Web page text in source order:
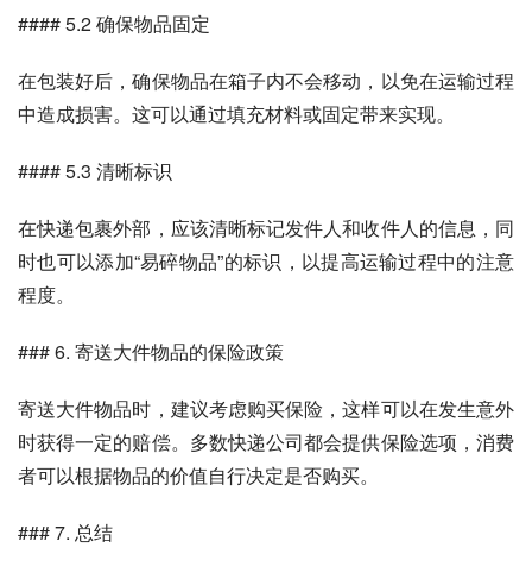
#### 5.2 确保物品固定
在包装好后，确保物品在箱子内不会移动，以免在运输过程
中造成损害。这可以通过填充材料或固定带来实现。
#### 5.3 清晰标识
在快递包裹外部，应该清晰标记发件人和收件人的信息，同
时也可以添加“易碎物品”的标识，以提高运输过程中的注意
程度。
### 6. 寄送大件物品的保险政策
寄送大件物品时，建议考虑购买保险，这样可以在发生意外
时获得一定的赔偿。多数快递公司都会提供保险选项，消费
者可以根据物品的价值自行决定是否购买。
### 7. 总结